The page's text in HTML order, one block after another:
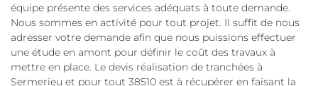
équipe présente des services adéquats à toute demande.
Nous sommes en activité pour tout projet. Il suffit de nous
adresser votre demande afin que nous puissions effectuer
une étude en amont pour définir le coût des travaux à
mettre en place. Le devis réalisation de tranchées à
Sermerieu et pour tout 38510 est à récupérer en faisant la